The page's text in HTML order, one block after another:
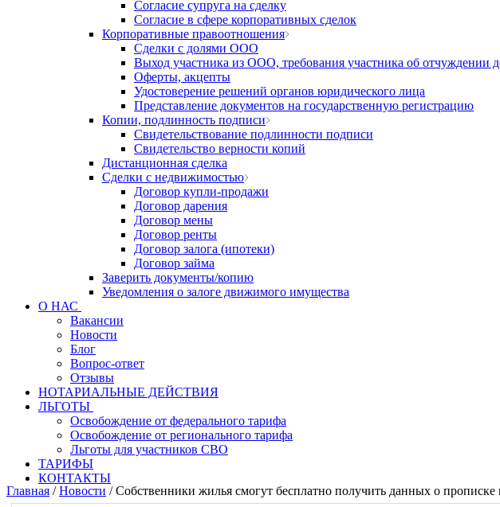
Согласие супруга на сделку
Согласие в сфере корпоративных сделок
Корпоративные правоотношения
Сделки с долями ООО
Выход участника из ООО, требования участника об отчуждении
Оферты, акцепты
Удостоверение решений органов юридического лица
Представление документов на государственную регистрацию
Копии, подлинность подписи
Свидетельствование подлинности подписи
Свидетельство верности копий
Дистанционная сделка
Сделки с недвижимостью
Договор купли-продажи
Договор дарения
Договор мены
Договор ренты
Договор залога (ипотеки)
Договор займа
Заверить документы/копию
Уведомления о залоге движимого имущества
О НАС
Вакансии
Новости
Блог
Вопрос-ответ
Отзывы
НОТАРИАЛЬНЫЕ ДЕЙСТВИЯ
ЛЬГОТЫ
Освобождение от федерального тарифа
Освобождение от регионального тарифа
Льготы для участников СВО
ТАРИФЫ
КОНТАКТЫ
Главная / Новости / Собственники жилья смогут бесплатно получить данных о